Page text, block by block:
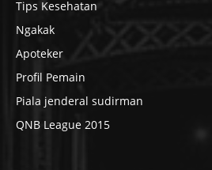
Tips Kesehatan
Ngakak
Apoteker
Profil Pemain
Piala jenderal sudirman
QNB League 2015